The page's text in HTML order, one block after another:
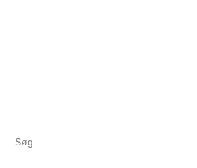
for: